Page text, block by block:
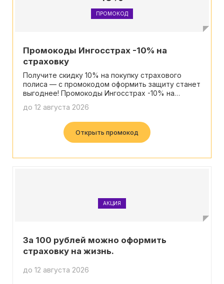
ПРОМОКОД
Промокоды Ингосстрах -10% на
страховку
Получите скидку 10% на покупку страхового
полиса — с промокодом оформить защиту станет
выгоднее! Промокоды Ингосстрах -10% на
до 12 августа 2026
Открыть промокод
АКЦИЯ
За 100 рублей можно оформить
страховку на жизнь.
до 12 августа 2026